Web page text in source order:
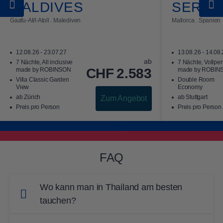
MALDIVES
Gaafu-Alif-Atoll . Malediven
12.08.26 - 23.07.27
7 Nächte, All inclusive
made by ROBINSON
Villa Classic Garden
View
ab Zürich
Preis pro Person
ab
CHF 2.583
Zum Angebot
Mallorca . Spanien
13.08.26 -
7 Nächte,
made by
Double Room
Economy
ab Stuttgart
Preis pro Person
FAQ
Wo kann man in Thailand am besten
tauchen?